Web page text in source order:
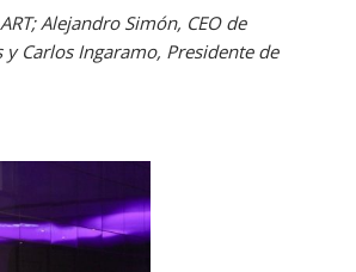
Alejandro Simón, CEO de
y Carlos Ingaramo, Presidente de